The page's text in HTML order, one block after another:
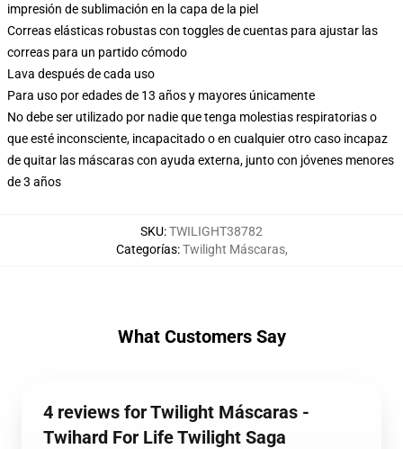
impresión de sublimación en la capa de la piel
Correas elásticas robustas con toggles de cuentas para ajustar las
correas para un partido cómodo
Lava después de cada uso
Para uso por edades de 13 años y mayores únicamente
No debe ser utilizado por nadie que tenga molestias respiratorias o
que esté inconsciente, incapacitado o en cualquier otro caso incapaz
de quitar las máscaras con ayuda externa, junto con jóvenes menores
de 3 años
SKU:TWILIGHT38782
Categorías:Twilight Máscaras,
What Customers Say
4 reviews for Twilight Máscaras -
Twihard For Life Twilight Saga